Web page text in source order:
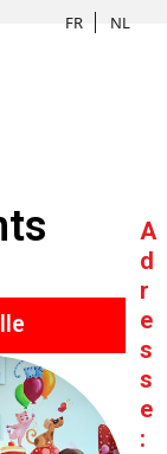
FR NL
A
d
r
e
s
s
e
: